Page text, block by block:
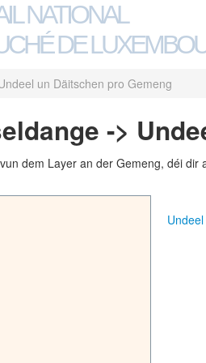
NATIONAL
DE
un Däitschen pro Gemeng
->
dem Layer an der Gemeng, déi